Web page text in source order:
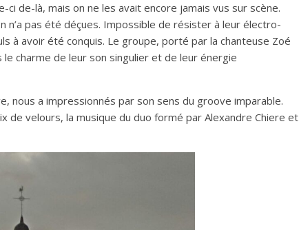
de-là, mais on ne les avait encore jamais vus sur scène.
n’a pas été déçues. Impossible de résister à leur électro-
à avoir été conquis. Le groupe, porté par la chanteuse Zoé
le charme de leur son singulier et de leur énergie
nous a impressionnés par son sens du groove imparable.
de velours, la musique du duo formé par Alexandre Chiere et